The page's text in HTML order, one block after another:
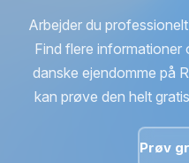
Arbejder du
Find flere informationer
danske ejendomme på
kan prøve den helt
Prøv